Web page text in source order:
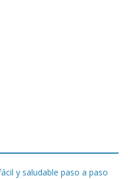
y saludable paso a paso